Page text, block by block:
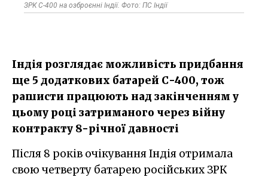
ЗРК С-400 на озброєнні Індії. Фото: ПС Індії
Індія розглядає можливість придбання
ще 5 додаткових батарей С-400, тож
рашисти працюють над закінченням у
цьому році затриманого через війну
контракту 8-річної давності
Після 8 років очікування Індія отримала
свою четверту батарею російських ЗРК